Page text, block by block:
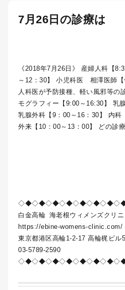
7月26日の診療は
《2018年7月26日》 産婦人科【
～12：30】 小児科医 相澤医師
人科医が予防接種、軽い風邪等の
モグラフィー【9:00～16:30】 乳
乳腺外科【9：00～16：30】 内科
外来【10：00～13：00】 どの診
白金高輪 海老根ウィメンズクリニ
https://ebine-womens-clinic.com/
東京都港区高輪1-2-17 高輪梶ビル
03-5789-2590